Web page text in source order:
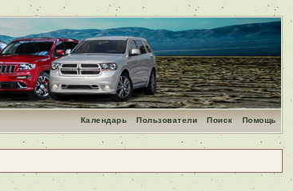
Помощь
Поиск
Пользователи
Календарь